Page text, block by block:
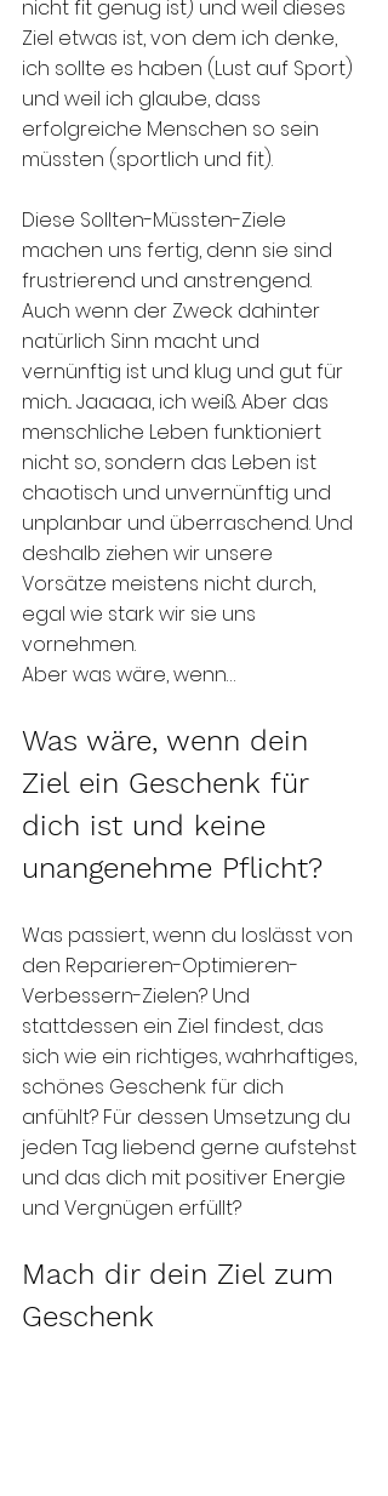
nicht fit genug ist) und weil dieses
Ziel etwas ist, von dem ich denke,
ich sollte es haben (Lust auf Sport)
und weil ich glaube, dass
erfolgreiche Menschen so sein
müssten (sportlich und fit).
Diese Sollten-Müssten-Ziele
machen uns fertig, denn sie sind
frustrierend und anstrengend.
Auch wenn der Zweck dahinter
natürlich Sinn macht und
vernünftig ist und klug und gut für
mich... Jaaaaa, ich weiß. Aber das
menschliche Leben funktioniert
nicht so, sondern das Leben ist
chaotisch und unvernünftig und
unplanbar und überraschend. Und
deshalb ziehen wir unsere
Vorsätze meistens nicht durch,
egal wie stark wir sie uns
vornehmen.
Aber was wäre, wenn…
Was wäre, wenn dein
Ziel ein Geschenk für
dich ist und keine
unangenehme Pflicht?
Was passiert, wenn du loslässt von
den Reparieren-Optimieren-
Verbessern-Zielen? Und
stattdessen ein Ziel findest, das
sich wie ein richtiges, wahrhaftiges,
schönes Geschenk für dich
anfühlt? Für dessen Umsetzung du
jeden Tag liebend gerne aufstehst
und das dich mit positiver Energie
und Vergnügen erfüllt?
Mach dir dein Ziel zum
Geschenk